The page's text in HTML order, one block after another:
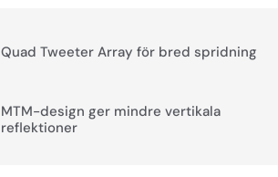
Quad Tweeter Array för bred spridning
MTM-design ger mindre vertikala
reflektioner